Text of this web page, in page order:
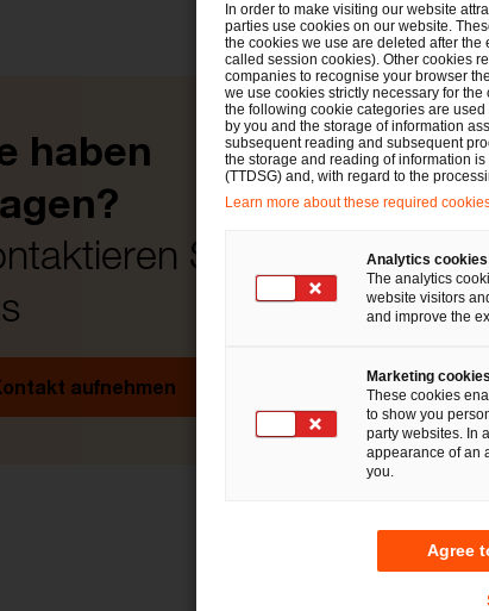
haben
Sie
aufnehmen
ISO/
Die ISO/
ähnlich
die Pflege
Ziele in
innerhalb
werden –
Standard
In order to make visiting our website
parties use cookies on our website.
the cookies we use are deleted after
called session cookies). Other cookies
companies to recognise your browser
we use cookies strictly necessary for
the following cookie categories are
by you and the storage of information
subsequent reading and subsequent
the storage and reading of information
(TTDSG) and, with regard to the
Learn more about these required
Analytics
The analytics
website visitors
and improve the
Marketing
These cookies
to show you
party websites. In
appearance of an
you.
Agree